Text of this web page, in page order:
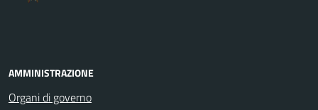
AMMINISTRAZIONE
Organi di governo